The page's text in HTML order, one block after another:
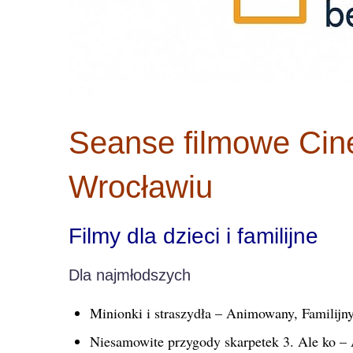
Seanse filmowe
Wrocławiu
Filmy dla dzieci i familijne
Dla najmłodszych
Minionki i straszydła – Animowany,
Niesamowite przygody skarpetek 3. Ale ko